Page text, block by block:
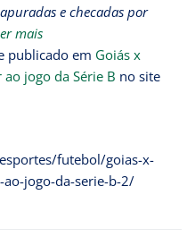
e checadas por
mais
publicado em Goiás x
jogo da Série B no site
futebol/goias-x-
jogo-da-serie-b-2/